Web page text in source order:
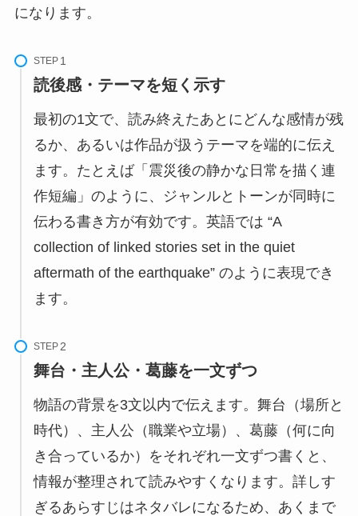
になります。
STEP
読後感・テーマを短く示す
最初の1文で、読み終えたあとにどんな感情が残
るか、あるいは作品が扱うテーマを端的に伝え
ます。たとえば「震災後の静かな日常を描く連
作短編」のように、ジャンルとトーンが同時に
伝わる書き方が有効です。英語では “A
collection of linked stories set in the quiet
aftermath of the earthquake” のように表現でき
ます。
STEP
舞台・主人公・葛藤を一文ずつ
物語の背景を3文以内で伝えます。舞台（場所と
時代）、主人公（職業や立場）、葛藤（何に向
き合っているか）をそれぞれ一文ずつ書くと、
情報が整理されて読みやすくなります。詳しす
ぎるあらすじはネタバレになるため、あくまで